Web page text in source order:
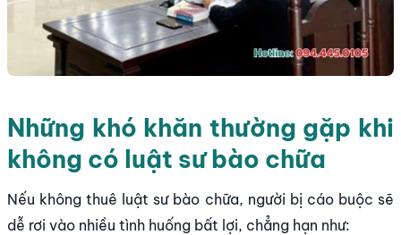
Những khó khăn thường gặp khi
không có luật sư bào chữa
Nếu không thuê luật sư bào chữa, người bị cáo buộc sẽ
dễ rơi vào nhiều tình huống bất lợi, chẳng hạn như: